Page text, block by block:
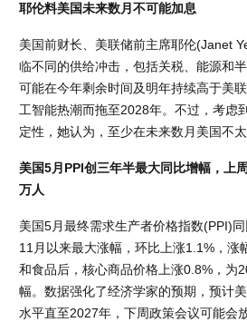
耶伦料美国未来数月不可能加息
美国前财长、美联储前主席耶伦(Janet
临不同的供给冲击，包括关税、能源和
可能在今年剩余时间及明年持续高于美
工智能热潮而拖至2028年。不过，考虑
定性，她认为，至少在未来数月美国不太
美国5月PPI创三年半最大同比增幅，上
万人
美国5月最终需求生产者价格指数(PPI)
11月以来最大涨幅，环比上涨1.1%，涨
和食品后，核心商品价格上涨0.8%，为
幅。数据强化了经济学家的预期，预计
水平直至2027年，下周政策会议可能会